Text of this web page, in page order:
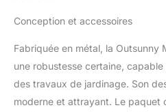
Conception et accessoires
Fabriquée en métal, la Outsunny
une robustesse certaine,
des travaux de jardinage. Son
moderne et attrayant. Le paquet